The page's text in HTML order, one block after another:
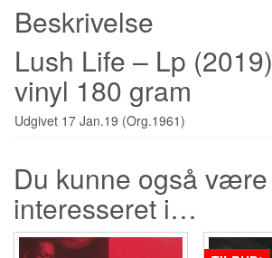
Beskrivelse
Lush Life – Lp (2019)
vinyl 180 gram
Udgivet 17 Jan.19 (Org.1961)
Du kunne også være
interesseret i…